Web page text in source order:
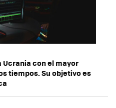
Ucrania con el mayor
tiempos. Su objetivo es